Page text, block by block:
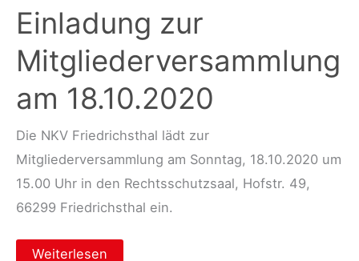
Einladung zur
Mitgliederversammlung
am 18.10.2020
Die NKV Friedrichsthal lädt zur
Mitgliederversammlung am Sonntag, 18.10.2020 um
15.00 Uhr in den Rechtsschutzsaal, Hofstr. 49,
66299 Friedrichsthal ein.
Einladung
Weiterlesen